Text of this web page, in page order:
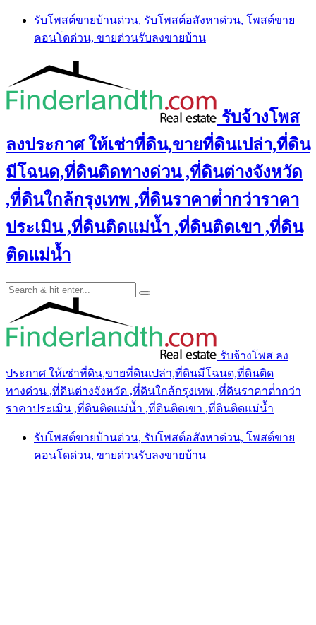
Skip
content
รับโพสต์ขายบ้านด่วน, รับโพสต์อสังหาด่วน, โพสต์ขาย
คอนโดด่วน, ขายด่วนรับลงขายบ้าน
รับจ้างโพส
ลงประกาศ ให้เช่าที่ดิน,ขายที่ดินเปล่า,ที่ดิน
มีโฉนด,ที่ดินติดทางด่วน ,ที่ดินต่างจังหวัด
,ที่ดินใกล้กรุงเทพ ,ที่ดินราคาต่ํากว่าราคา
ประเมิน ,ที่ดินติดแม่น้ำ ,ที่ดินติดเขา ,ที่ดิน
ติดแม่น้ำ
รับจ้างโพส ลง
ประกาศ ให้เช่าที่ดิน,ขายที่ดินเปล่า,ที่ดินมีโฉนด,ที่ดินติด
ทางด่วน ,ที่ดินต่างจังหวัด ,ที่ดินใกล้กรุงเทพ ,ที่ดินราคาต่ํากว่า
ราคาประเมิน ,ที่ดินติดแม่น้ำ ,ที่ดินติดเขา ,ที่ดินติดแม่น้ำ
รับโพสต์ขายบ้านด่วน, รับโพสต์อสังหาด่วน, โพสต์ขาย
คอนโดด่วน, ขายด่วนรับลงขายบ้าน